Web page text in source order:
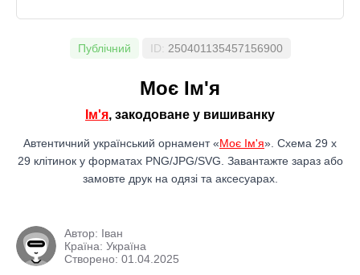
Публічний ID: 250401135457156900
Моє Ім'я
Ім'я, закодоване у вишиванку
Автентичний український орнамент «Моє Ім'я». Схема 29 x
29 клітинок у форматах PNG/JPG/SVG. Завантажте зараз або
замовте друк на одязі та аксесуарах.
Автор: Іван
Країна: Україна
Створено: 01.04.2025